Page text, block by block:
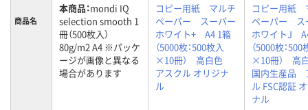
商品名
本商品：mondi IQ
selection smooth 1
冊（500枚入）
80g/m2 A4 ※パッケ
ージが画像と異なる
場合があります
コピー用紙 マルチ
ペーパー スーパー
ホワイト+ A4 1箱
（5000枚：500枚入
×10冊） 高白色
アスクル オリジナ
ル
コピー用紙
ペーパー ス
ホワイトJ
（5000枚：500
×10冊）
国内生産品
ル FSC認証
ナル